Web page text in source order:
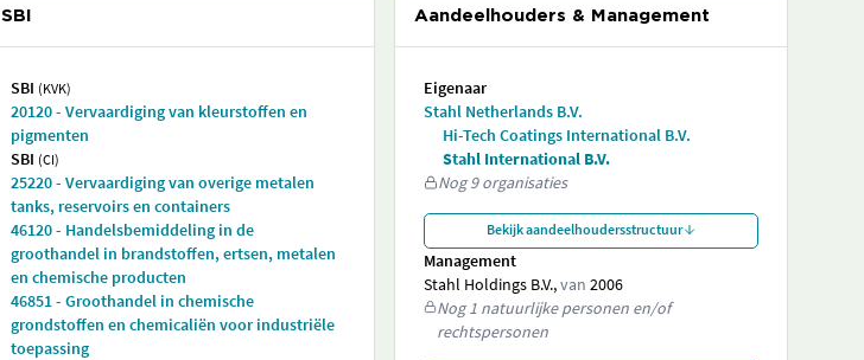
SBI
SBI (KVK)
20120 - Vervaardiging van kleurstoffen en
pigmenten
SBI (CI)
25220 - Vervaardiging van overige metalen
tanks, reservoirs en containers
46120 - Handelsbemiddeling in de
groothandel in brandstoffen, ertsen, metalen
en chemische producten
46851 - Groothandel in chemische
grondstoffen en chemicaliën voor industriële
toepassing
Aandeelhouders & Management
Eigenaar
Stahl Netherlands B.V.
Hi-Tech Coatings International B.V.
Stahl International B.V.
Nog 9 organisaties
Bekijk aandeelhoudersstructuur
Management
Stahl Holdings B.V.,van 2006
Nog 1 natuurlijke personen en/of
rechtspersonen